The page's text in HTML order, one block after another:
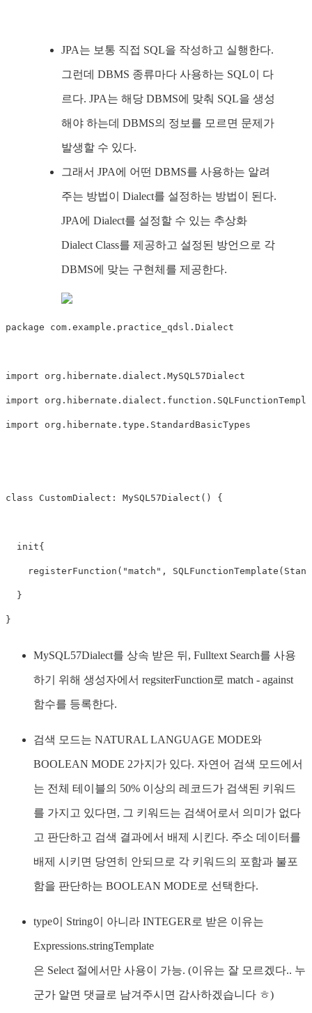
JPA는 보통 직접 SQL을 작성하고 실행한다.
그런데 DBMS 종류마다 사용하는 SQL이 다
르다. JPA는 해당 DBMS에 맞춰 SQL을 생성
해야 하는데 DBMS의 정보를 모르면 문제가
발생할 수 있다.
그래서 JPA에 어떤 DBMS를 사용하는 알려
주는 방법이 Dialect를 설정하는 방법이 된다.
JPA에 Dialect를 설정할 수 있는 추상화
Dialect Class를 제공하고 설정된 방언으로 각
DBMS에 맞는 구현체를 제공한다.
package com . example . practice_qdsl . Dialect
import org . hibernate . dialect .
import org . hibernate . dialect . function .
import org . hibernate . type . StandardBasicTypes
class CustomDialect : MySQL57Dialect ( ) {
init{
registerFunction ( "match" , SQLFunctionTemplate (
}
}
MySQL57Dialect를 상속 받은 뒤, Fulltext Search를 사용
하기 위해 생성자에서 regsiterFunction로 match - against
함수를 등록한다.
검색 모드는 NATURAL LANGUAGE MODE와
BOOLEAN MODE 2가지가 있다. 자연어 검색 모드에서
는 전체 테이블의 50% 이상의 레코드가 검색된 키워드
를 가지고 있다면, 그 키워드는 검색어로서 의미가 없다
고 판단하고 검색 결과에서 배제 시킨다. 주소 데이터를
배제 시키면 당연히 안되므로 각 키워드의 포함과 불포
함을 판단하는 BOOLEAN MODE로 선택한다.
type이 String이 아니라 INTEGER로 받은 이유는
Expressions.stringTemplate
은 Select 절에서만 사용이 가능. (이유는 잘 모르겠다.. 누
군가 알면 댓글로 남겨주시면 감사하겠습니다 ㅎ)